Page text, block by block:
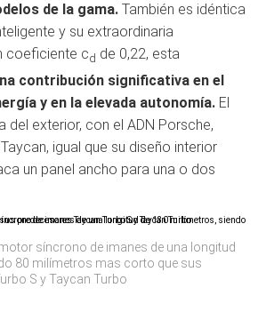
de la gama. También es idéntica
y su extraordinaria
coeficiente cd de 0,22, esta
contribución significativa en el
y en la elevada autonomía. El
del exterior, con el ADN Porsche,
igual que su diseño interior
un panel ancho para una o dos
síncrono de imanes de una longitud
80 milímetros mas corto que sus
S y Taycan Turbo